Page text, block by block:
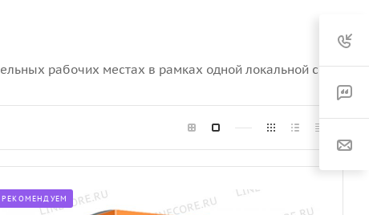
рабочих местах в рамках одной локальной сети.
РЕКОМЕНДУЕМ